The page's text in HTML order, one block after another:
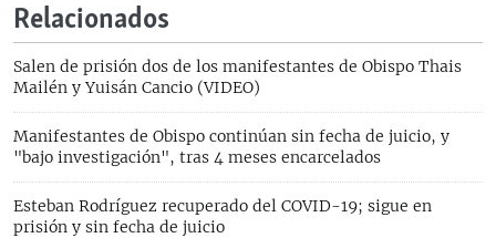
Relacionados
Salen de prisión dos de los manifestantes de Obispo Thais
Mailén y Yuisán Cancio (VIDEO)
Manifestantes de Obispo continúan sin fecha de juicio, y
"bajo investigación", tras 4 meses encarcelados
Esteban Rodríguez recuperado del COVID-19; sigue en
prisión y sin fecha de juicio